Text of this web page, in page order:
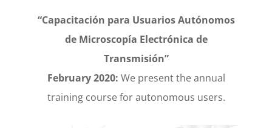
“Capacitación para Usuarios Autónomos
de Microscopía Electrónica de
Transmisión”
February 2020: We present the annual
training course for autonomous users.